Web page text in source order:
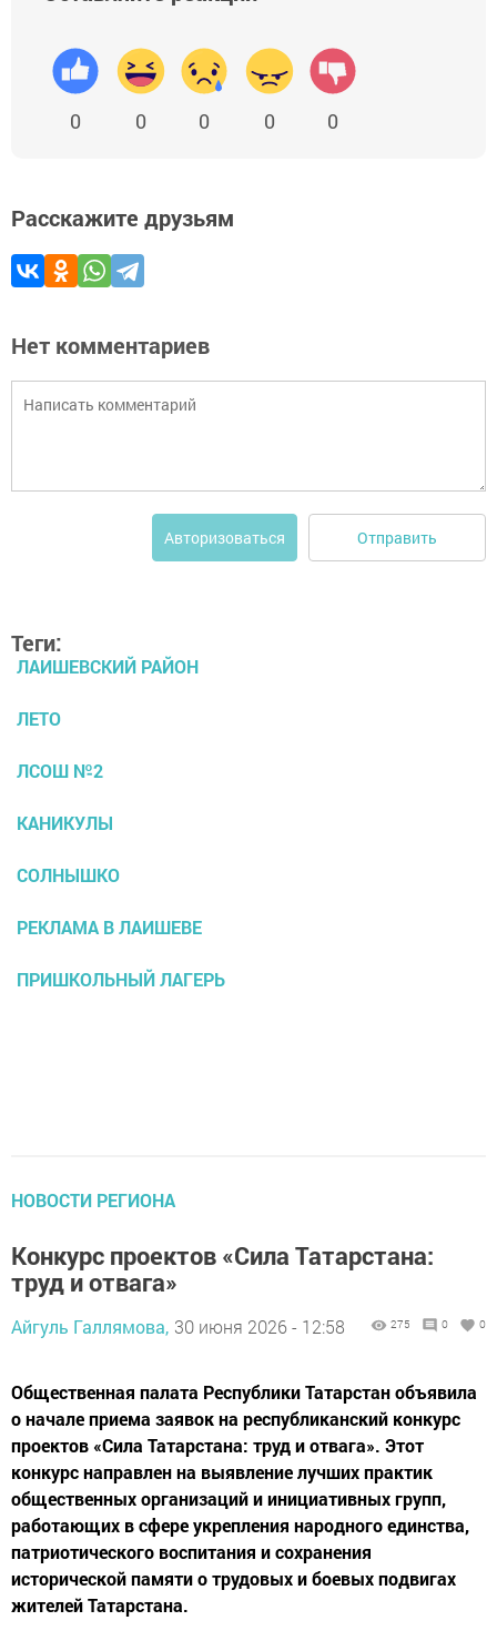
0 0 0 0 0
Расскажите друзьям
Нет комментариев
Авторизоваться Отправить
Теги:
ЛАИШЕВСКИЙ РАЙОН
ЛЕТО
ЛСОШ №2
КАНИКУЛЫ
СОЛНЫШКО
РЕКЛАМА В ЛАИШЕВЕ
ПРИШКОЛЬНЫЙ ЛАГЕРЬ
НОВОСТИ РЕГИОНА
Конкурс проектов «Сила Татарстана:
труд и отвага»
Айгуль Галлямова, 30 июня 2026 - 12:58 275 0 0
Общественная палата Республики Татарстан объявила
о начале приема заявок на республиканский конкурс
проектов «Сила Татарстана: труд и отвага». Этот
конкурс направлен на выявление лучших практик
общественных организаций и инициативных групп,
работающих в сфере укрепления народного единства,
патриотического воспитания и сохранения
исторической памяти о трудовых и боевых подвигах
жителей Татарстана.